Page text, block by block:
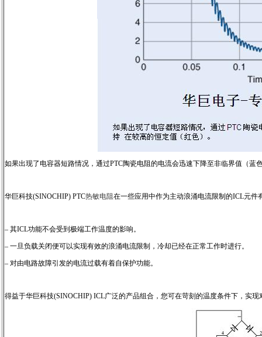
如果出现了电容器短路情况，通过PTC陶瓷电阻的电流会迅速下降至非临界值（
华巨科技(SINOCHIP) PTC热敏电阻 在一些应用中作为主动浪涌电流限制的ICL元件
– 其ICL功能不会受到极端工作温度的影响。
– 一旦负载关闭便可以实现有效的浪涌电流限制，冷却已经在正常工作时进行。
– 对由电路故障引发的电流过载有着自保护功能。
得益于华巨科技(SINOCHIP) ICL广泛的产品组合，您可在苛刻的温度条件下，实